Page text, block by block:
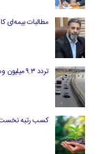
مطالبات بیمه‌ای
تردد ۹.۳ میلیون وسیله نقلیه در جاده‌های لرستان در طرح اربعین
کسب رتبه نخست لرستان